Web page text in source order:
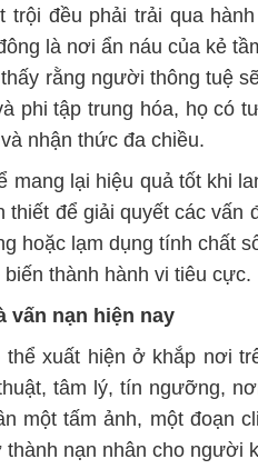
trội đều phải trải qua
là nơi ẩn náu của kẻ
rằng người thông tuệ
phi tập trung hóa, họ có
nhận thức đa chiều.
mang lại hiệu quả tốt khi
thiết để giải quyết các vấn
hoặc lạm dụng tính chất
thành hành vi tiêu cực.
vấn nạn hiện nay
xuất hiện ở khắp nơi
tâm lý, tín ngưỡng,
một tấm ảnh, một đoạn
nạn nhân cho người